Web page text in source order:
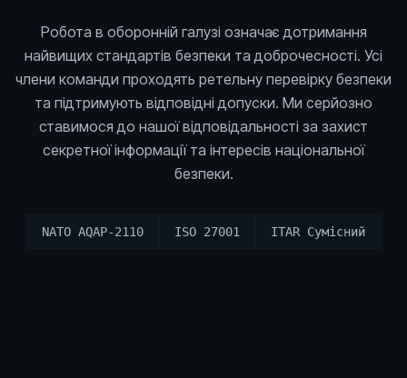
Робота в оборонній галузі означає дотримання
найвищих стандартів безпеки та доброчесності. Усі
члени команди проходять ретельну перевірку безпеки
та підтримують відповідні допуски. Ми серйозно
ставимося до нашої відповідальності за захист
секретної інформації та інтересів національної
безпеки.
NATO AQAP-2110 ISO 27001 ITAR Сумісний